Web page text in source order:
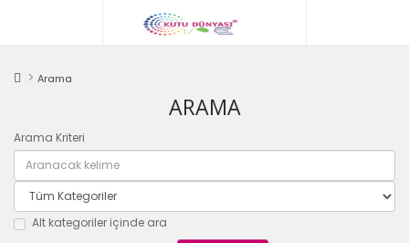
Arama
ARAMA
Arama Kriteri
Alt kategoriler içinde ara